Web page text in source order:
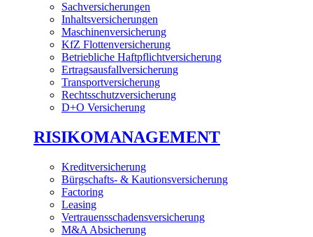
Sachversicherungen
Inhaltsversicherungen
Maschinenversicherung
KfZ Flottenversicherung
Betriebliche Haftpflichtversicherung
Ertragsausfallversicherung
Transportversicherung
Rechtsschutzversicherung
D+O Versicherung
RISIKOMANAGEMENT
Kreditversicherung
Bürgschafts- & Kautionsversicherung
Factoring
Leasing
Vertrauensschadensversicherung
M&A Absicherung